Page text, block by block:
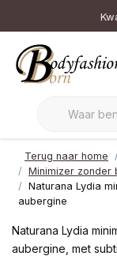
Terug naar home
Minimizer zonder
Naturana Lydia
aubergine
Naturana Lydia
aubergine, met